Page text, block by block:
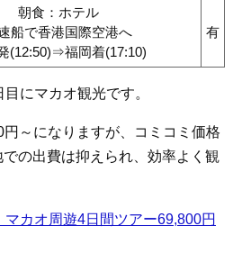
朝食：ホテル
船で香港国際空港へ
(12:50)⇒福岡着(17:10)
有
にマカオ観光です。
～になりますが、コミコミ価格
の出費は抑えられ、効率よく観
カオ周遊4日間ツアー69,800円